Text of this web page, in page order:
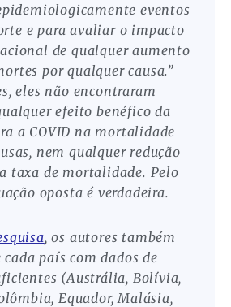
eventos
e para avaliar o impacto
de qualquer aumento
por qualquer causa.”
eles não encontraram
efeito benéfico da
a COVID na mortalidade
nem qualquer redução
taxa de mortalidade. Pelo
oposta é verdadeira.
, os autores também
país com dados de
(Austrália, Bolívia,
Equador, Malásia,